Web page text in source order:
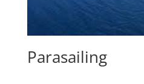
Parasailing